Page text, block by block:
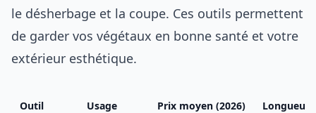
le désherbage et la coupe. Ces outils permettent
de garder vos végétaux en bonne santé et votre
extérieur esthétique.
Outil Usage Prix moyen (2026) Longueur